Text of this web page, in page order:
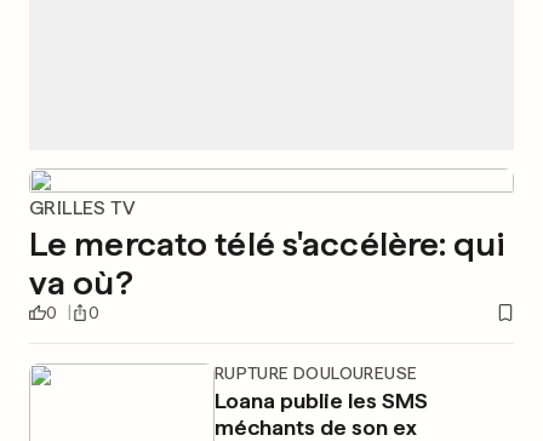
GRILLES TV
Le mercato télé s'accélère: qui
va où?
0 0
RUPTURE DOULOUREUSE
Loana publie les SMS
méchants de son ex